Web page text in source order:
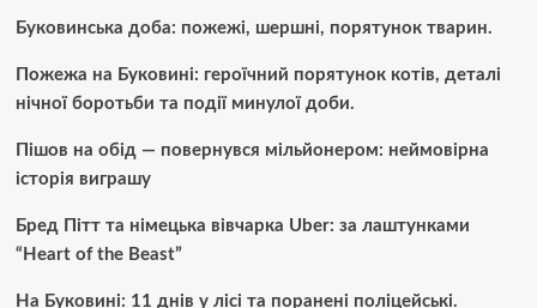
Буковинська доба: пожежі, шершні, порятунок тварин.
Пожежа на Буковині: героїчний порятунок котів, деталі
нічної боротьби та події минулої доби.
Пішов на обід — повернувся мільйонером: неймовірна
історія виграшу
Бред Пітт та німецька вівчарка Uber: за лаштунками
“Heart of the Beast”
На Буковині: 11 днів у лісі та поранені поліцейські.